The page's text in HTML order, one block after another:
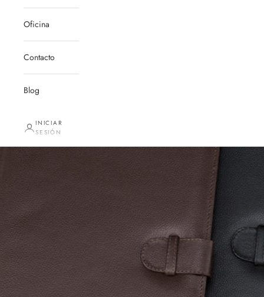
Oficina
Contacto
Blog
INICIAR
SESIÓN